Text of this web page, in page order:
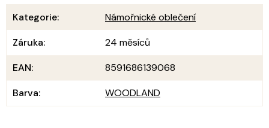
Kategorie:
Námořnické oblečení
Záruka:
24 měsíců
EAN:
8591686139068
Barva: WOODLAND